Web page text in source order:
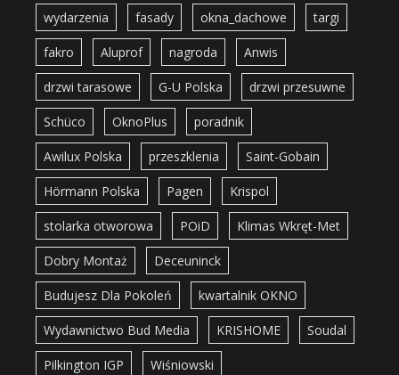
wydarzenia fasady okna_dachowe targi
fakro Aluprof nagroda Anwis
drzwi tarasowe G-U Polska drzwi przesuwne
Schüco OknoPlus poradnik
Awilux Polska przeszklenia Saint-Gobain
Hörmann Polska Pagen Krispol
stolarka otworowa POiD Klimas Wkręt-Met
Dobry Montaż Deceuninck
Budujesz Dla Pokoleń kwartalnik OKNO
Wydawnictwo Bud Media KRISHOME Soudal
Pilkington IGP Wiśniowski